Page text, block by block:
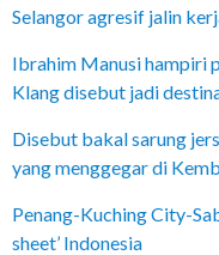
Selangor agresif jalin
Ibrahim Manusi hampiri
Klang disebut jadi
Disebut bakal sarung
yang menggegar di
Penang-Kuching City-
sheet’ Indonesia